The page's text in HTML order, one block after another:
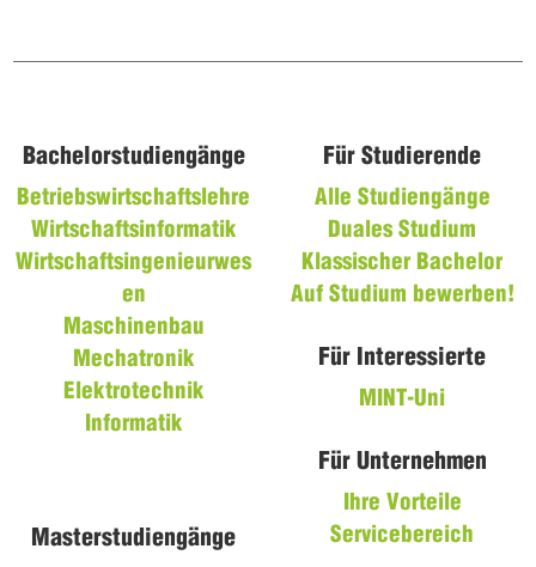
Bachelorstudiengänge
Betriebswirtschaftslehre
Wirtschaftsinformatik
Wirtschaftsingenieurwes
en
Maschinenbau
Mechatronik
Elektrotechnik
Informatik
Masterstudiengänge
Für Studierende
Alle Studiengänge
Duales Studium
Klassischer Bachelor
Auf Studium bewerben!
Für Interessierte
MINT-Uni
Für Unternehmen
Ihre Vorteile
Servicebereich